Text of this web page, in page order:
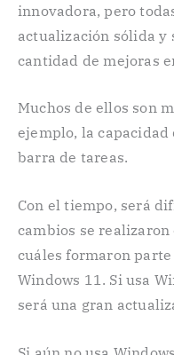
innovadora, pero
actualización sólida y
cantidad de mejoras
Muchos de ellos son
ejemplo, la
barra de tareas.
Con el tiempo, será
cambios se
cuáles formaron
Windows 11. Si usa
será una gran